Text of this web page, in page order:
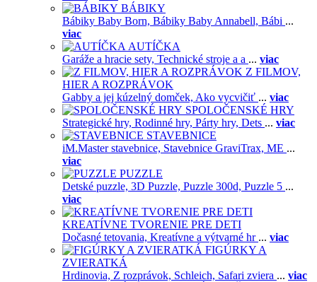
BÁBIKY
Bábiky Baby Born, Bábiky Baby Annabell, Bábi ...
viac
AUTÍČKA
Garáže a hracie sety, Technické stroje a a ... viac
Z FILMOV,
HIER A ROZPRÁVOK
Gabby a jej kúzelný domček, Ako vycvičiť ... viac
SPOLOČENSKÉ HRY
Strategické hry, Rodinné hry, Párty hry, Dets ... viac
STAVEBNICE
iM.Master stavebnice, Stavebnice GraviTrax, ME ...
viac
PUZZLE
Detské puzzle, 3D Puzzle, Puzzle 300d, Puzzle 5 ...
viac
KREATÍVNE TVORENIE PRE DETI
Dočasné tetovania, Kreatívne a výtvarné hr ... viac
FIGÚRKY A
ZVIERATKÁ
Hrdinovia, Z rozprávok, Schleich, Safari zviera ... viac